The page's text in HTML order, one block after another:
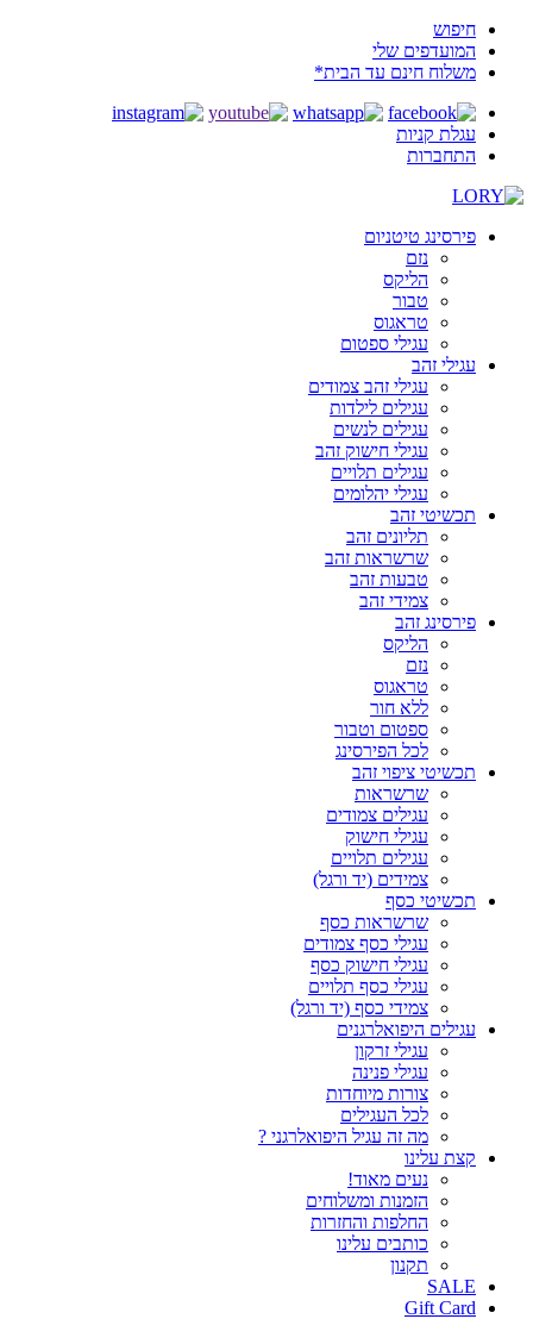
חיפוש
המועדפים שלי
משלוח חינם עד הבית*
עגלת קניות
התחברות
פירסינג טיטניום
נזם
הליקס
טבור
טראגוס
עגילי ספטום
עגילי זהב
עגילי זהב צמודים
עגילים לילדות
עגילים לנשים
עגילי חישוק זהב
עגילים תלויים
עגילי יהלומים
תכשיטי זהב
תליונים זהב
שרשראות זהב
טבעות זהב
צמידי זהב
פירסינג זהב
הליקס
נזם
טראגוס
ללא חור
ספטום וטבור
לכל הפירסינג
תכשיטי ציפוי זהב
שרשראות
עגילים צמודים
עגילי חישוק
עגילים תלויים
צמידים (יד ורגל)
תכשיטי כסף
שרשראות כסף
עגילי כסף צמודים
עגילי חישוק כסף
עגילי כסף תלויים
צמידי כסף (יד ורגל)
עגילים היפואלרגנים
עגילי זרקון
עגילי פנינה
צורות מיוחדות
לכל העגילים
מה זה עגיל היפואלרגני ?
קצת עלינו
נעים מאוד!
הזמנות ומשלוחים
החלפות והחזרות
כותבים עלינו
תקנון
SALE
Gift Card